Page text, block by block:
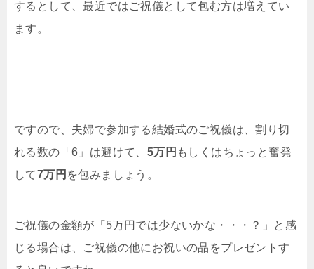
するとして、最近ではご祝儀として包む方は増えてい
ます。
ですので、夫婦で参加する結婚式のご祝儀は、割り切
れる数の「6」は避けて、 5万円 もしくはちょっと奮発
して7万円 を包みましょう。
ご祝儀の金額が「5万円では少ないかな・・・？」と感
じる場合は、ご祝儀の他にお祝いの品をプレゼントす